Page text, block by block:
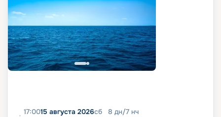
17:0015 августа 2026сб 8 дн/7 нч